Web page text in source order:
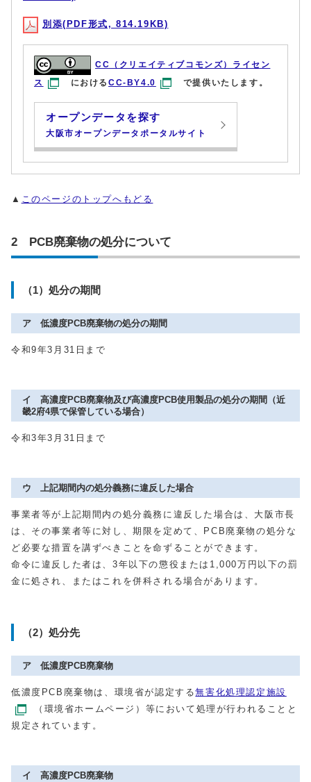
別添(PDF形式, 814.19KB)
CC（クリエイティブコモンズ）ライセン
ス
におけるCC-BY4.0 で提供いたします。
オープンデータを探す
大阪市オープンデータポータルサイト
▲ このページのトップへもどる
2 PCB廃棄物の処分について
（1）処分の期間
ア 低濃度PCB廃棄物の処分の期間
令和9年3月31日まで
イ 高濃度PCB廃棄物及び高濃度PCB使用製品の処分の期間（近
畿2府4県で保管している場合）
令和3年3月31日まで
ウ 上記期間内の処分義務に違反した場合
事業者等が上記期間内の処分義務に違反した場合は、大阪市長
は、その事業者等に対し、期限を定めて、PCB廃棄物の処分な
ど必要な措置を講ずべきことを命ずることができます。
命令に違反した者は、3年以下の懲役または1,000万円以下の罰
金に処され、またはこれを併科される場合があります。
（2）処分先
ア 低濃度PCB廃棄物
低濃度PCB廃棄物は、環境省が認定する無害化処理認定施設
（環境省ホームページ）等において処理が行われることと
規定されています。
イ 高濃度PCB廃棄物